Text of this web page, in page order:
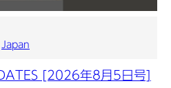
Japan
[2026年8月5日号]